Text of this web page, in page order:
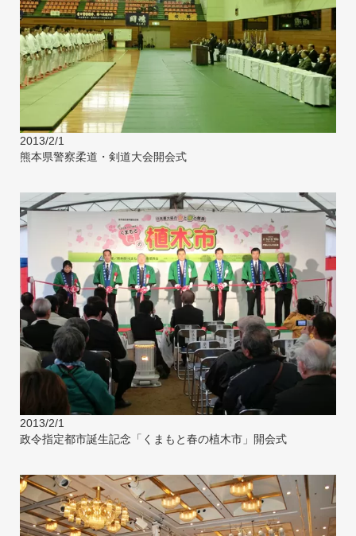
2013/2/1
熊本県警察柔道・剣道大会開会式
2013/2/1
政令指定都市誕生記念「くまもと春の植木市」開会式